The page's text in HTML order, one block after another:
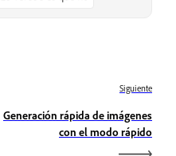
Siguiente
Generación rápida de imágenes
con el modo rápido